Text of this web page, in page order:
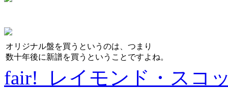
オリジナル盤を買うというのは、つまり
数十年後に新譜を買うということですよね。
fair! レイモンド・スコ